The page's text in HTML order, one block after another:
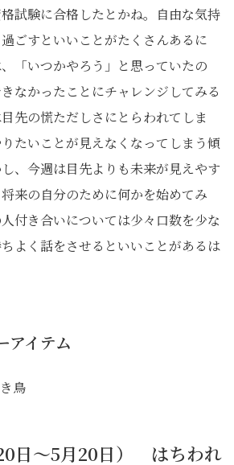
試験に合格したとかね。自由な気持
ごすといいことがたくさんあるに
「いつかやろう」と思っていたの
なかったことにチャレンジしてみる
先の慌ただしさにとらわれてしま
たいことが見えなくなってしまう傾
、今週は目先よりも未来が見えやす
来の自分のために何かを始めてみ
付き合いについては少々口数を少な
よく話をさせるといいことがあるは
アイテム
鳥
日～5月20日） はちわれ